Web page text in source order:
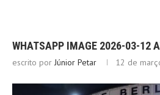
WHATSAPP IMAGE 2026-03-12
escrito por Júnior Petar 12 de